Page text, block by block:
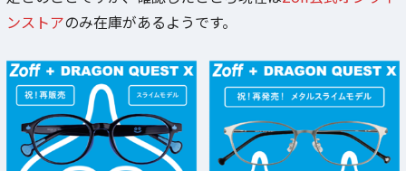
ンストアのみ在庫があるようです。